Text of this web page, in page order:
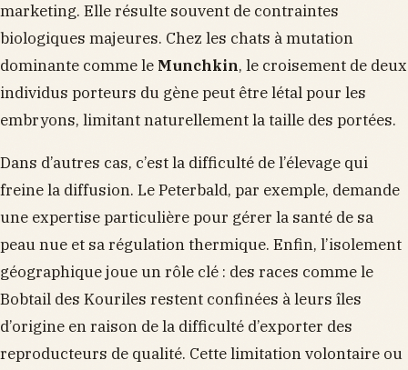
marketing. Elle résulte souvent de contraintes
biologiques majeures. Chez les chats à mutation
dominante comme le Munchkin, le croisement de deux
individus porteurs du gène peut être létal pour les
embryons, limitant naturellement la taille des portées.
Dans d’autres cas, c’est la difficulté de l’élevage qui
freine la diffusion. Le Peterbald, par exemple, demande
une expertise particulière pour gérer la santé de sa
peau nue et sa régulation thermique. Enfin, l’isolement
géographique joue un rôle clé : des races comme le
Bobtail des Kouriles restent confinées à leurs îles
d’origine en raison de la difficulté d’exporter des
reproducteurs de qualité. Cette limitation volontaire ou